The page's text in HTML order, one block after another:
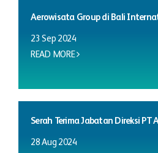
Aerowisata Group di Bali
23 Sep 2024
READ MORE
Serah Terima Jabatan Direksi
28 Aug 2024